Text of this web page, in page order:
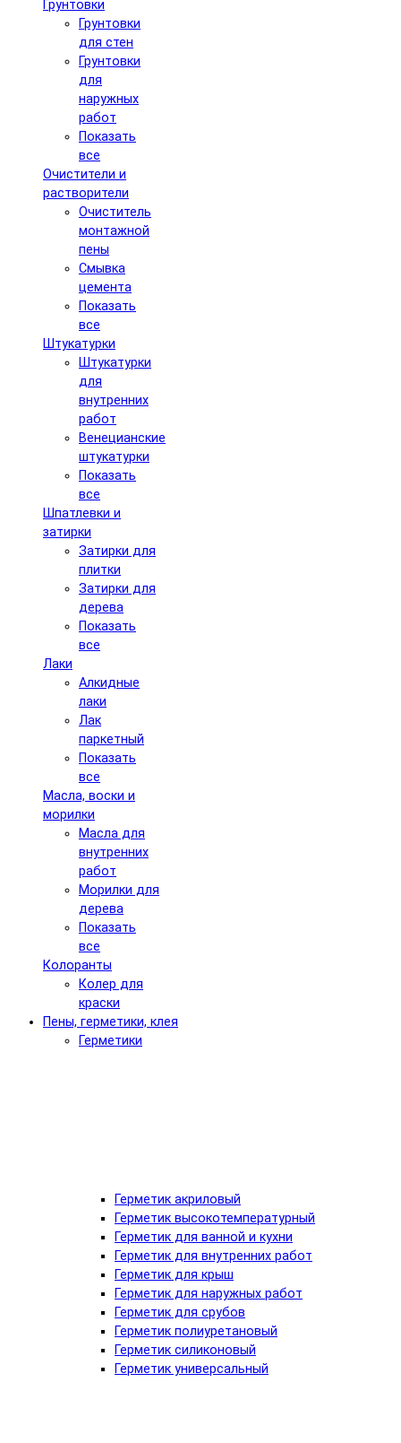
Грунтовки
Грунтовки
для стен
Грунтовки
для
наружных
работ
Показать
все
Очистители и
растворители
Очиститель
монтажной
пены
Смывка
цемента
Показать
все
Штукатурки
Штукатурки
для
внутренних
работ
Венецианские
штукатурки
Показать
все
Шпатлевки и
затирки
Затирки для
плитки
Затирки для
дерева
Показать
все
Лаки
Алкидные
лаки
Лак
паркетный
Показать
все
Масла, воски и
морилки
Масла для
внутренних
работ
Морилки для
дерева
Показать
все
Колоранты
Колер для
краски
Пены, герметики, клея
Герметики
Герметик акриловый
Герметик высокотемпературный
Герметик для ванной и кухни
Герметик для внутренних работ
Герметик для крыш
Герметик для наружных работ
Герметик для срубов
Герметик полиуретановый
Герметик силиконовый
Герметик универсальный